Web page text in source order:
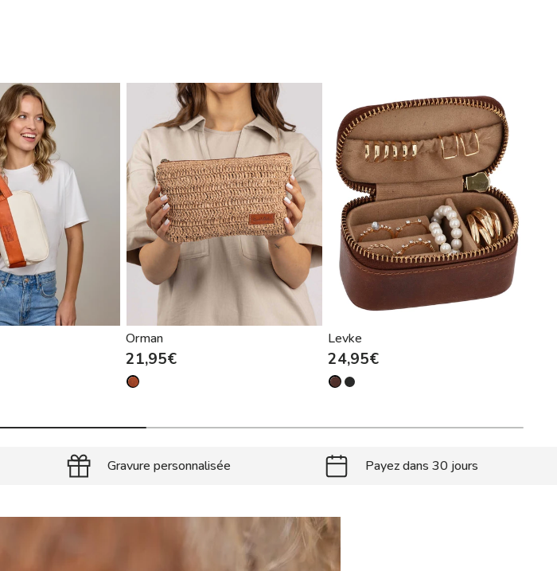
Orman
21,95€
Levke
24,95€
Gravure personnalisée Payez dans 30 jours